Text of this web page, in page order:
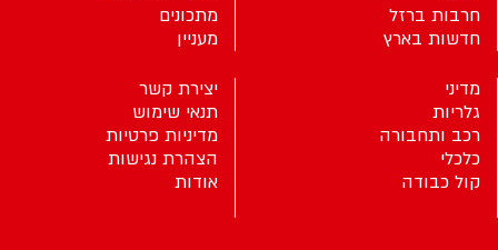
חרבות ברזל
חדשות בארץ
מתכונים
מעניין
מדיני
גלריות
רכב ותחבורה
כלכלי
קול כבודה
יצירת קשר
תנאי שימוש
מדיניות פרטיות
הצהרת נגישות
אודות